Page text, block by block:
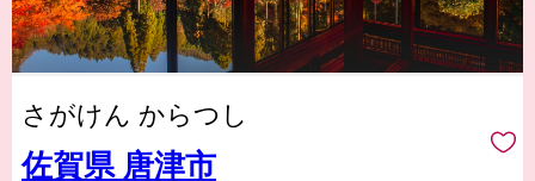
さがけん からつし
佐賀県 唐津市